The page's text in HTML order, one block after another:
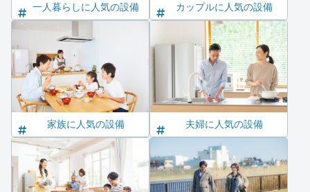
一人暮らしに人気の設備 カップルに人気の設備
家族に人気の設備 夫婦に人気の設備